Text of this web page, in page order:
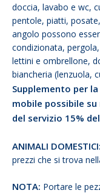
doccia, lavabo e wc,
pentole, piatti,
angolo possono
condizionata,
lettini e ombrellone,
biancheria (lenzuola,
Supplemento per
mobile possibile
del servizio 15%
ANIMALI DOMESTICI:
prezzi che si trova
NOTA: Portare le